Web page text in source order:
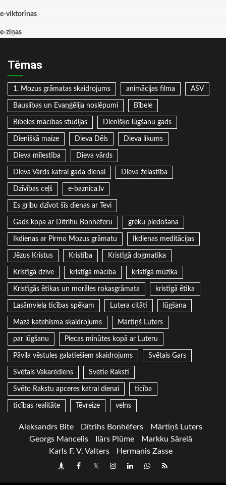
e-viktorīnas
e-ziņas
Tēmas
1. Mozus grāmatas skaidrojums animācijas filma ASV
Bauslības un Evaņģēlija noslēpumi Bībele
Bībeles mācības studijas Dienišķo lūgšanu gads
Dienišķā maize Dieva Dēls Dieva likums
Dieva mīlestība Dieva vārds
Dieva Vārds katrai gada dienai Dieva žēlastība
Dzīvības ceļš e-baznica.lv
Es gribu dzīvot šīs dienas ar Tevi
Gads kopa ar Dītrihu Bonhēferu grēku piedošana
Ikdienas ar Pirmo Mozus grāmatu Ikdienas meditācijas
Jēzus Kristus Kristība Kristīgā dogmatika
Kristīgā dzīve kristīgā mācība kristīgā mūzika
Kristīgās ētikas un morāles rokasgrāmata kristīgā ētika
Lasāmviela ticības spēkam Lutera citāti lūgšana
Mazā katehisma skaidrojums Mārtiņš Luters
par lūgšanu Piecas minūtes kopā ar Luteru
Pāvila vēstules galatiešiem skaidrojums Svētais Gars
Svētais Vakarēdiens Svētie Raksti
Svēto Rakstu apceres katrai dienai ticība
ticības realitāte Tēvreize velns
Aleksandrs Bite Dītrihs Bonhēfers
Mārtiņš Luters
Georgs Mancelis
Ilārs Plūme
Markku Särelä
Karls F. V. Valters
Hermanis Zasse
DraugiemFacebook
TwitterInstagram
LinkedInwhatsapp
RSS